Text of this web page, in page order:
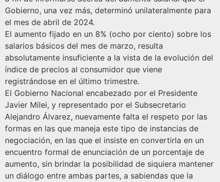
Gobierno, una vez más, determinó unilateralmente para
el mes de abril de 2024.
El aumento fijado en un 8% (ocho por ciento) sobre los
salarios básicos del mes de marzo, resulta
absolutamente insuficiente a la vista de la evolución del
índice de precios al consumidor que viene
registrándose en el último trimestre.
El Gobierno Nacional encabezado por el Presidente
Javier Milei, y representado por el Subsecretario
Alejandro Álvarez, nuevamente falta el respeto por las
formas en las que maneja este tipo de instancias de
negociación, en las que el insiste en convertirla en un
encuentro formal de enunciación de un porcentaje de
aumento, sin brindar la posibilidad de siquiera mantener
un diálogo entre ambas partes, a sabiendas que la